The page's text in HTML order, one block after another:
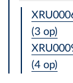
(3 op)
(4 op)